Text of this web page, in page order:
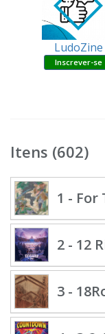
LudoZine
Itens (602)
1 - For
2 - 12
3 -